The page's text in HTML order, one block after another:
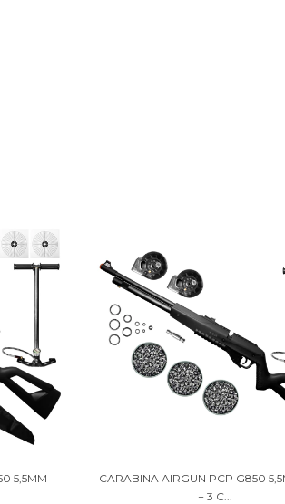
5,5MM
CARABINA AIRGUN PCP G850
+ 3 C...